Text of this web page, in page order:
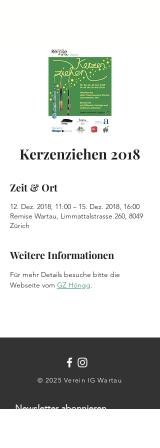
Kerzenziehen 2018
Zeit & Ort
12. Dez. 2018, 11:00 – 15. Dez. 2018, 16:00
Remise Wartau, Limmattalstrasse 260, 8049
Zürich
Weitere Informationen
Für mehr Details besuche bitte die
Webseite vom GZ Höngg.
© 2025 Verein IG Wartau
Newsletter abonnieren